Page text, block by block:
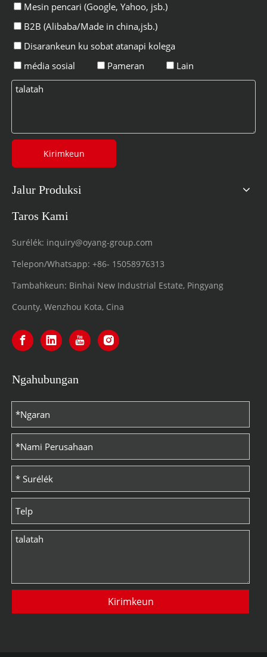
Mesin pencari (Google, Yahoo, jsb.)
B2B (Alibaba/Made in china,jsb.)
Disarankeun ku sobat atanapi kolega
média sosial
Pameran Lain
Kirimkeun
Jalur Produksi
Taros Kami
Surélék: inquiry@oyang-group.com
Telepon/Whatsapp: +86- 15058976313
Tambahkeun: Binhai New Industrial Estate, Pingyang
County, Wenzhou Kota, Cina
Ngahubungan
Kirimkeun